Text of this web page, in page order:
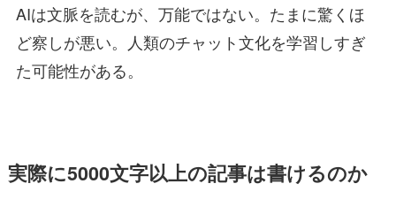
AIは文脈を読むが、万能ではない。たまに驚くほ
ど察しが悪い。人類のチャット文化を学習しすぎ
た可能性がある。
実際に5000文字以上の記事は書けるのか